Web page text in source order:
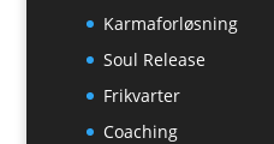
Karmaforløsning
Soul Release
Frikvarter
Coaching